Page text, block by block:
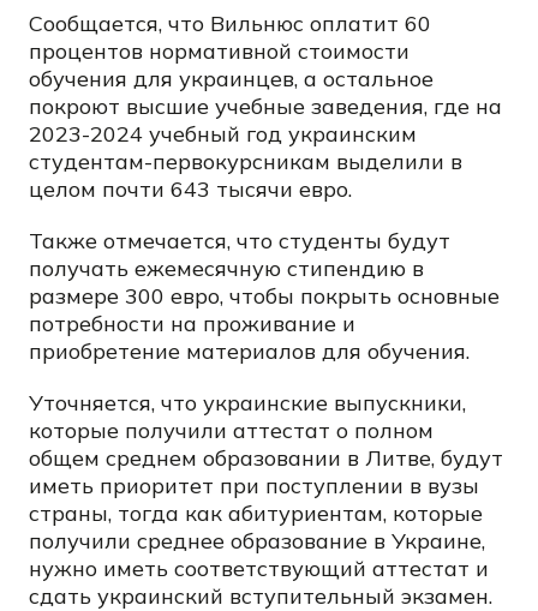
Сообщается, что Вильнюс оплатит 60
процентов нормативной стоимости
обучения для украинцев, а остальное
покроют высшие учебные заведения, где на
2023-2024 учебный год украинским
студентам-первокурсникам выделили в
целом почти 643 тысячи евро.
Также отмечается, что студенты будут
получать ежемесячную стипендию в
размере 300 евро, чтобы покрыть основные
потребности на проживание и
приобретение материалов для обучения.
Уточняется, что украинские выпускники,
которые получили аттестат о полном
общем среднем образовании в Литве, будут
иметь приоритет при поступлении в вузы
страны, тогда как абитуриентам, которые
получили среднее образование в Украине,
нужно иметь соответствующий аттестат и
сдать украинский вступительный экзамен.